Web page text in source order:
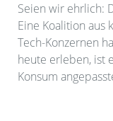
Seien wir ehrlich:
Eine Koalition aus
Tech-Konzernen
heute erleben, ist
Konsum